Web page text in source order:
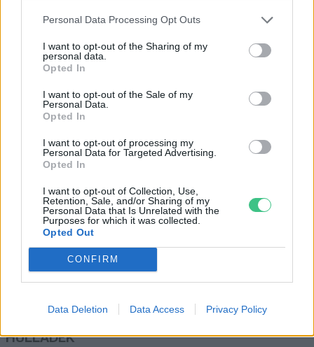
Personal Data Processing Opt Outs
I want to opt-out of the Sharing of my
personal data.
Opted In
I want to opt-out of the Sale of my
Personal Data.
Opted In
I want to opt-out of processing my
Personal Data for Targeted Advertising.
Opted In
I want to opt-out of Collection, Use,
Retention, Sale, and/or Sharing of my
Personal Data that Is Unrelated with the
Purposes for which it was collected.
Opted Out
CONFIRM
Data Deletion Data Access Privacy Policy
beruházások, felújítások,
energiahatékonyság! – Podcast
beruházásba? – Podcast
Greendex
Rovatok
HULLADÉK